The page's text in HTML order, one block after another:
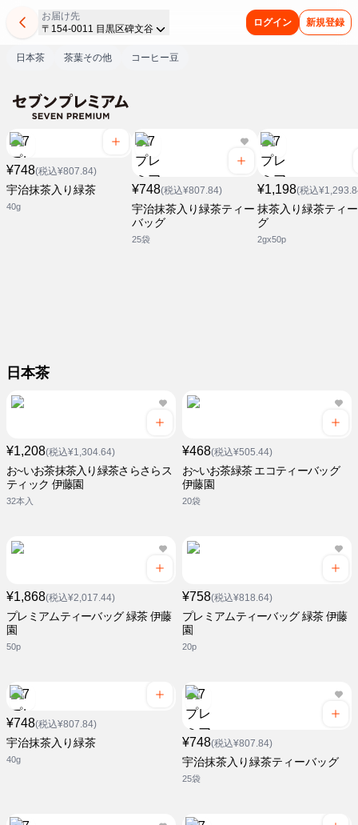
お届け先
〒154-0011 目黒区碑文谷
ログイン 新規登録
日本茶 茶葉その他 コーヒー豆
¥748(税込¥807.84)
宇治抹茶入り緑茶
40g
¥748(税込¥807.84)
宇治抹茶入り緑茶ティー
バッグ
25袋
¥1,198(税込
抹茶入り緑茶ティ
グ
2gx50p
日本茶
¥1,208(税込¥1,304.64)
お~いお茶抹茶入り緑茶さらさらス
ティック 伊藤園
32本入
¥468(税込¥505.44)
お~いお茶緑茶 エコティーバッグ
伊藤園
20袋
¥1,868(税込¥2,017.44)
プレミアムティーバッグ 緑茶 伊藤
園
50p
¥758(税込¥818.64)
プレミアムティーバッグ 緑茶 伊藤
園
20p
¥748(税込¥807.84)
宇治抹茶入り緑茶
40g
¥748(税込¥807.84)
宇治抹茶入り緑茶ティーバッグ
25袋